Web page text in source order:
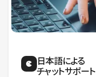
日本語による
チャットサポート